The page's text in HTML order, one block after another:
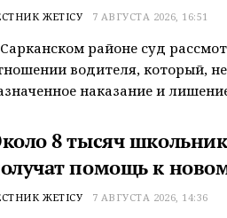
ЖЕТІСУ 7 АВГУСТА 2026, 16:51
районе суд
водителя, который,
наказание и
8 тысяч
помощь к
ЖЕТІСУ 7 АВГУСТА 2026, 14:36